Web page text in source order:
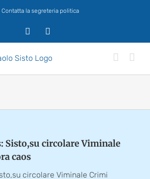
Contatta la segreteria politica
Sisto,su circolare Viminale
caos
circolare Viminale Crimi